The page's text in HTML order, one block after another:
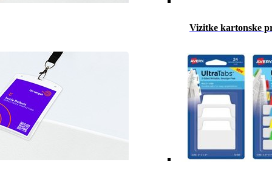
Vizitke kartonske